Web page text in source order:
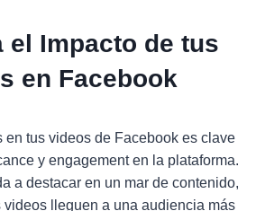
el Impacto de tus
en Facebook
en tus videos de Facebook es clave
y engagement en la plataforma.
a destacar en un mar de contenido,
lleguen a una audiencia más